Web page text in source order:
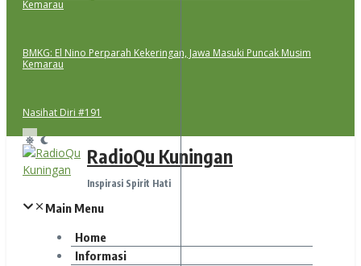
Kemarau
BMKG: El Nino Perparah Kekeringan, Jawa Masuki Puncak Musim
Kemarau
Nasihat Diri #191
RadioQu Kuningan
Inspirasi Spirit Hati
Main Menu
Home
Informasi